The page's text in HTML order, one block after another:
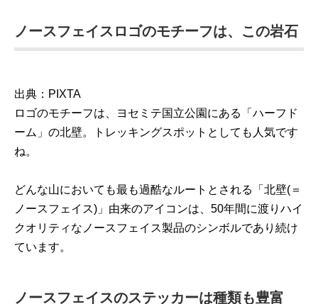
ノースフェイスロゴのモチーフは、この岩石
出典：PIXTA
ロゴのモチーフは、ヨセミテ国立公園にある「ハーフド
ーム」の北壁。トレッキングスポットとしても人気です
ね。
どんな山においても最も過酷なルートとされる「北壁(＝
ノースフェイス)」由来のアイコンは、50年間に渡りハイ
クオリティなノースフェイス製品のシンボルであり続け
ています。
ノースフェイスのステッカーは種類も豊富